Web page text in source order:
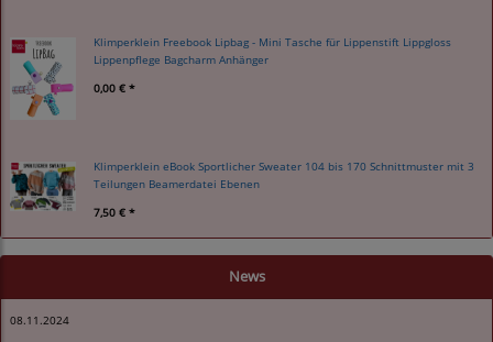
Klimperklein Freebook Lipbag - Mini Tasche für Lippenstift Lippgloss
Lippenpflege Bagcharm Anhänger
0,00 € *
Klimperklein eBook Sportlicher Sweater 104 bis 170 Schnittmuster mit 3
Teilungen Beamerdatei Ebenen
7,50 € *
News
08.11.2024